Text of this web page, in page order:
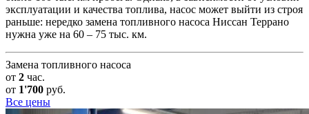
эксплуатации и качества топлива, насос может выйти из строя
раньше: нередко замена топливного насоса Ниссан Террано
нужна уже на 60 – 75 тыс. км.
Замена топливного насоса
от 2 час.
от 1'700 руб.
Все цены